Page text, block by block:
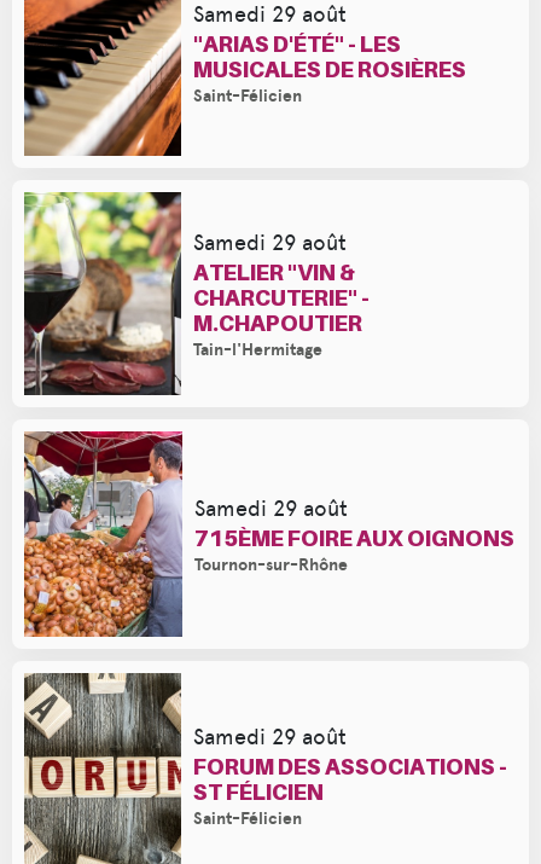
Samedi 29 août
"ARIAS D'ÉTÉ" - LES
MUSICALES DE ROSIÈRES
Saint-Félicien
Samedi 29 août
ATELIER "VIN &
CHARCUTERIE" -
M.CHAPOUTIER
Tain-l'Hermitage
Samedi 29 août
715ÈME FOIRE AUX OIGNONS
Tournon-sur-Rhône
Samedi 29 août
FORUM DES ASSOCIATIONS -
ST FÉLICIEN
Saint-Félicien